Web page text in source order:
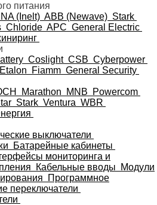
питания
(Inelt) ABB (Newave) Stark
Chloride APC General Electric
Coslight CSB Cyberpower
Etalon Fiamm General Security
Marathon MNB
Powercom
Stark Ventura WBR
выключатели
Батарейные кабинеты
мониторинга и
Кабельные вводы
Модули
Программное
переключатели